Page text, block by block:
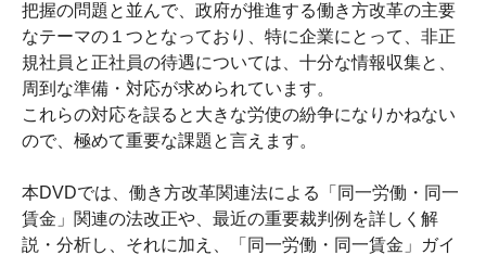
把握の問題と並んで、政府が推進する働き方改革の主要
なテーマの１つとなっており、特に企業にとって、非正
規社員と正社員の待遇については、十分な情報収集と、
周到な準備・対応が求められています。
これらの対応を誤ると大きな労使の紛争になりかねない
ので、極めて重要な課題と言えます。
本DVDでは、働き方改革関連法による「同一労働・同一
賃金」関連の法改正や、最近の重要裁判例を詳しく解
説・分析し、それに加え、「同一労働・同一賃金」ガイ